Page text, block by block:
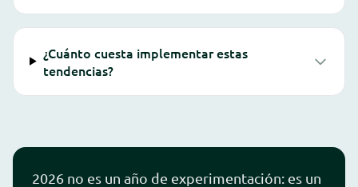
¿Cuánto cuesta implementar estas
tendencias?
2026 no es un año de experimentación: es un